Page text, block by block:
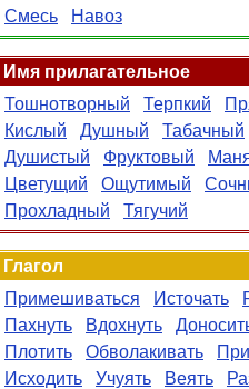
Смесь
Навоз
Имя прилагательное
Тошнотворный
Терпкий
Кислый
Душный Табачный
Душистый
Фруктовый
Цветущий
Ощутимый
Прохладный
Тягучий
Глагол
Примешиваться
Источать
Пахнуть
Вдохнуть
Плотить
Обволакивать
Исходить
Учуять Веять